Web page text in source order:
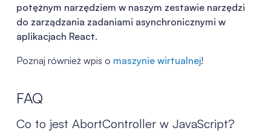
potężnym narzędziem w naszym zestawie narzędzi
do zarządzania zadaniami asynchronicznymi w
aplikacjach React.
Poznaj również wpis o maszynie wirtualnej!
FAQ
Co to jest AbortController w JavaScript?